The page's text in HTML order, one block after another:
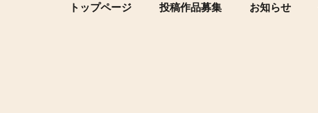
トップページ 投稿作品募集 お知らせ